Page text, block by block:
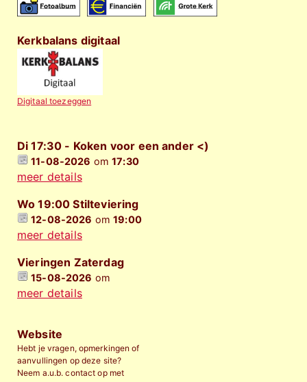
Kerkbalans digitaal
Digitaal toezeggen
Di 17:30 - Koken voor een ander <)
11-08-2026 om17:30
meer details
Wo 19:00 Stilteviering
12-08-2026 om19:00
meer details
Vieringen Zaterdag
15-08-2026 om
meer details
Website
Hebt je vragen, opmerkingen of
aanvullingen op deze site?
Neem a.u.b. contact op met